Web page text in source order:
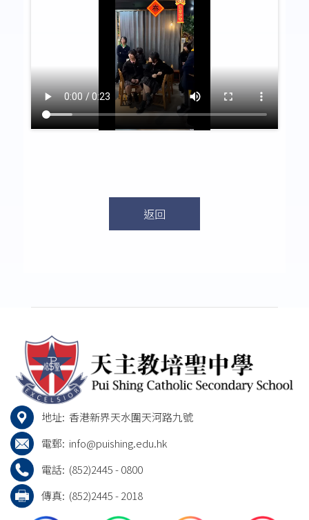
返回
地址: 香港新界天水圍天河路九號
電郵: info@puishing.edu.hk
電話: (852)2445 - 0800
傳真: (852)2445 - 2018